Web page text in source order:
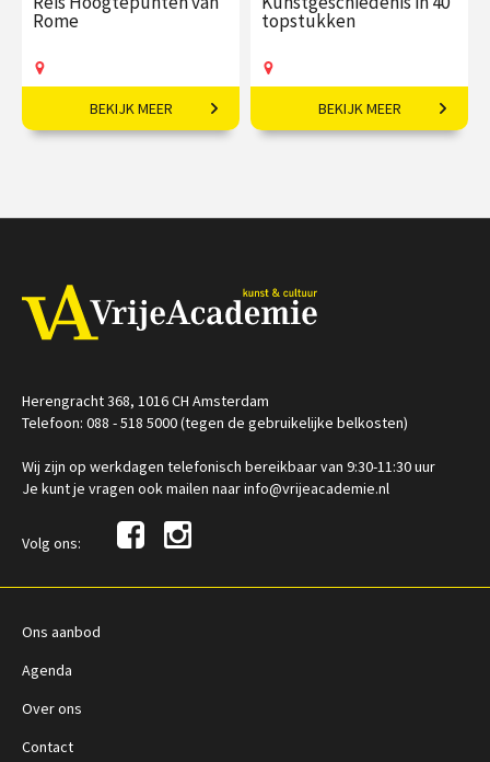
Rome
7-daagse reis o.l.v. Robert-
Jan Muller.
sep
BEKIJK MEER
topstukken
Van oudheid tot heden:
mooiste kunstwerken op
BEKIJK MEER
Herengracht 368, 1016 CH Amsterdam
Telefoon: 088 - 518 5000 (tegen de gebruikelijke belkosten)
Wij zijn op werkdagen telefonisch bereikbaar van 9:30-11:30 uur
Je kunt je vragen ook mailen naar info@vrijeacademie.nl
Volg ons:
Ons aanbod
Agenda
Over ons
Contact